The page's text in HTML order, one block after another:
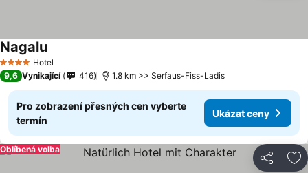
4 Počet hvězdiček
Hotel
Nagalu
9,6 Vynikající 416 1.8 km >> Serfaus-Fiss-Ladis
Pro zobrazení přesných cen vyberte
termín
Ukázat ceny
Sdílet
Oblíbená volba